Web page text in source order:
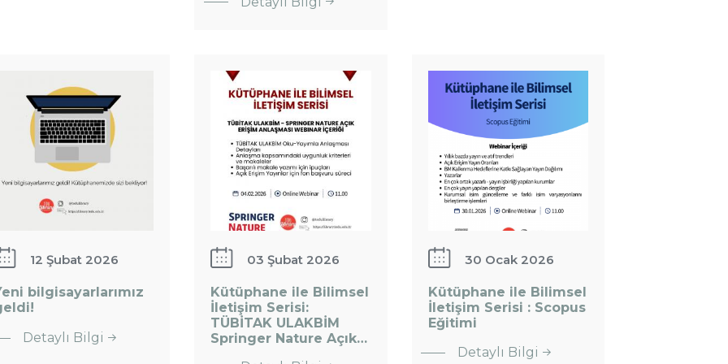
Serisi :
Webinar
Serisi…
12 Şubat 2026
bilgisayarlarımız
Detaylı Bilgi
: Yeni
TÜBİTAK
ULAKBİM
Springer
Nature
Açık…
03 Şubat 2026
Kütüphane ile Bilimsel
İletişim Serisi:
TÜBİTAK ULAKBİM
Springer Nature Açık…
Kütüphane
ile Bilimsel
İletişim
Serisi :
Eğitimi
30 Ocak 2026
Kütüphane ile Bilimsel
İletişim Serisi : Scopus
Eğitimi
Detaylı Bilgi
:
Kütüphane
ile Bilimsel